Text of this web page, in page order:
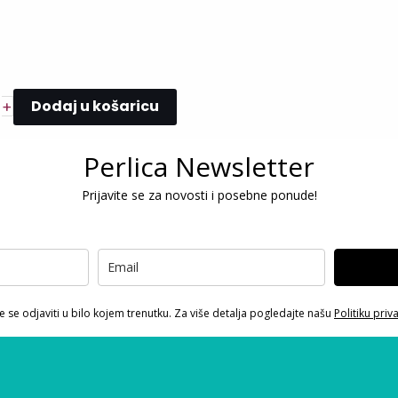
+ Dodaj u košaricu
Perlica Newsletter
Prijavite se za novosti i posebne ponude!
se odjaviti u bilo kojem trenutku. Za više detalja pogledajte našu Politiku